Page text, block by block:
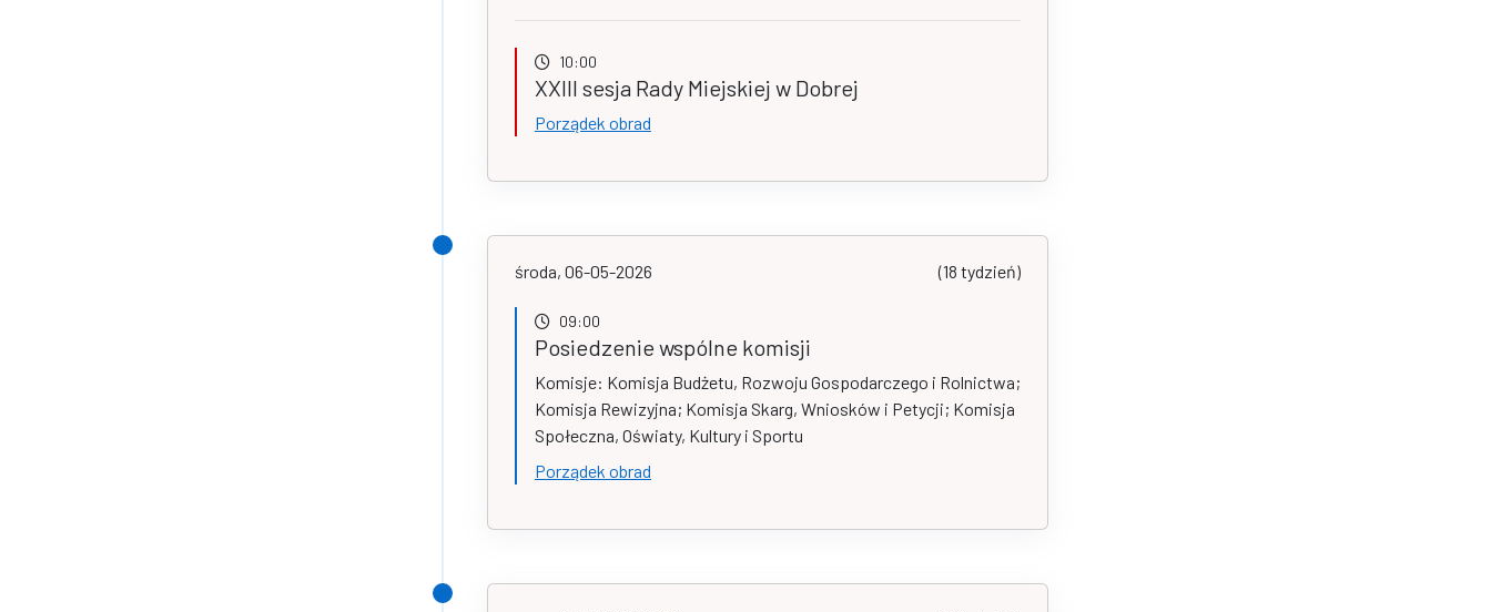
10:00
XXIII sesja Rady Miejskiej w Dobrej
Porządek obrad
środa, 06-05-2026 (18 tydzień)
09:00
Posiedzenie wspólne komisji
Komisje: Komisja Budżetu, Rozwoju Gospodarczego i Rolnictwa;
Komisja Rewizyjna; Komisja Skarg, Wniosków i Petycji; Komisja
Społeczna, Oświaty, Kultury i Sportu
Porządek obrad